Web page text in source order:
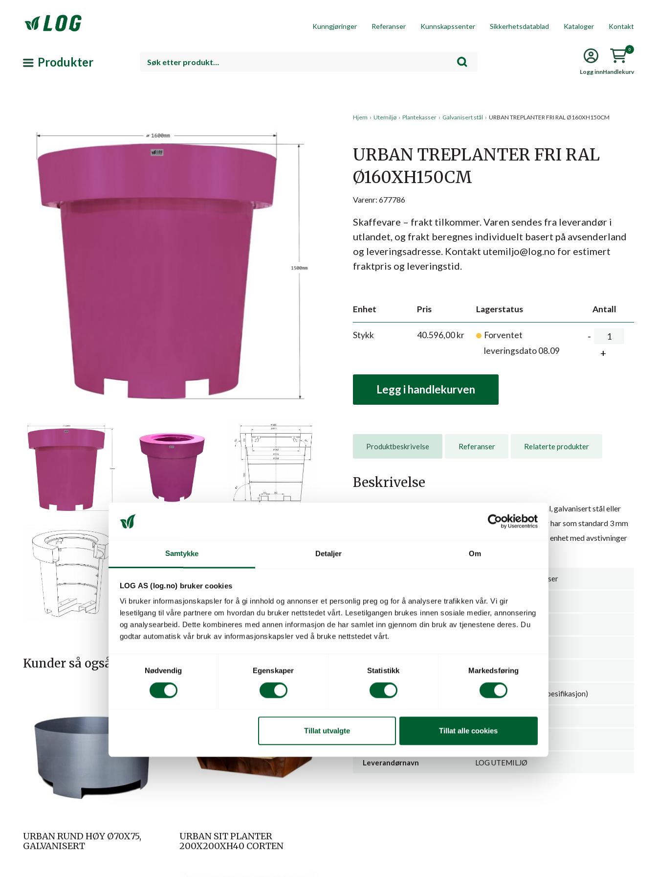
Samtykke Detaljer Om
LOG AS (log.no) bruker cookies
Vi bruker informasjonskapsler for å gi innhold og annonser et personlig preg og for å analysere trafikken vår. Vi gir
lesetilgang til våre partnere om hvordan du bruker nettstedet vårt. Lesetilgangen brukes innen sosiale medier, annonsering
og analysearbeid. Dette kombineres med annen informasjon de har samlet inn gjennom din bruk av tjenestene deres. Du
godtar automatisk vår bruk av informasjonskapsler ved å bruke nettstedet vårt.
S
k
v
g
Nødvendig Egenskaper Statistikk Markedsføring
Tillat utvalgte Tillat alle cookies
Kunngjøringer Referanser Kunnskapssenter Sikkerhetsdatablad Kataloger Kontakt
Produkter
Logg innHandlekurv
0
Kunder så også på
URBAN RUND HØY Ø70X75,
GALVANISERT
URBAN SIT PLANTER
200X200XH40 CORTEN
Hjem › Utemiljø › Plantekasser › Galvanisert stål › URBAN TREPLANTER FRI RAL Ø160XH150CM
URBAN TREPLANTER FRI RAL
Ø160XH150CM
Varenr: 677786
Skaffevare – frakt tilkommer. Varen sendes fra leverandør i
utlandet, og frakt beregnes individuelt basert på avsenderland
og leveringsadresse. Kontakt utemiljo@log.no for estimert
fraktpris og leveringstid.
Enhet Pris Lagerstatus Antall
Stykk 40.596,00kr
Forventet
leveringsdato 08.09
Legg i handlekurven
Produktbeskrivelse Referanser Relaterte produkter
Beskrivelse
Produktene kommer i flere utførelser: enten som cortenstål, galvanisert stål eller
galvanisert og lakkert stål i valgfri RAL-kode. Alle modeller har som standard 3 mm
ståltykkelse. Store plantekasser kan produseres som en hel enhet med avstivninger
Planteurner/plantekasser
Hovedmateriale Stål
Bredde (cm, yttermål) 160
Form Klassisk urneform
Overflate Valgfri RAL-kode (på spesifikasjon)
Produktserie LOG URBAN
Leverandørnavn LOG UTEMILJØ